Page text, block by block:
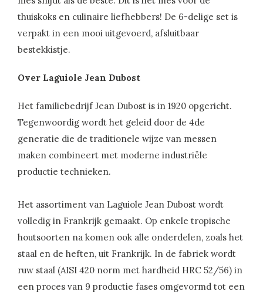
thuiskoks en culinaire liefhebbers! De 6-delige set is
verpakt in een mooi uitgevoerd, afsluitbaar
bestekkistje.
Over Laguiole Jean Dubost
Het familiebedrijf Jean Dubost is in 1920 opgericht.
Tegenwoordig wordt het geleid door de 4de
generatie die de traditionele wijze van messen
maken combineert met moderne industriële
productie technieken.
Het assortiment van Laguiole Jean Dubost wordt
volledig in Frankrijk gemaakt. Op enkele tropische
houtsoorten na komen ook alle onderdelen, zoals het
staal en de heften, uit Frankrijk. In de fabriek wordt
ruw staal (AISI 420 norm met hardheid HRC 52/56) in
een proces van 9 productie fases omgevormd tot een